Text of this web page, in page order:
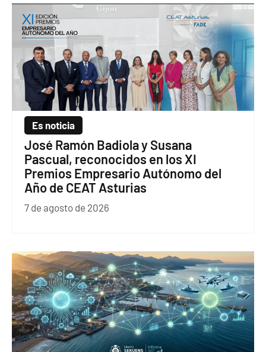
Es noticia
José Ramón Badiola y Susana
Pascual, reconocidos en los XI
Premios Empresario Autónomo del
Año de CEAT Asturias
7 de agosto de 2026